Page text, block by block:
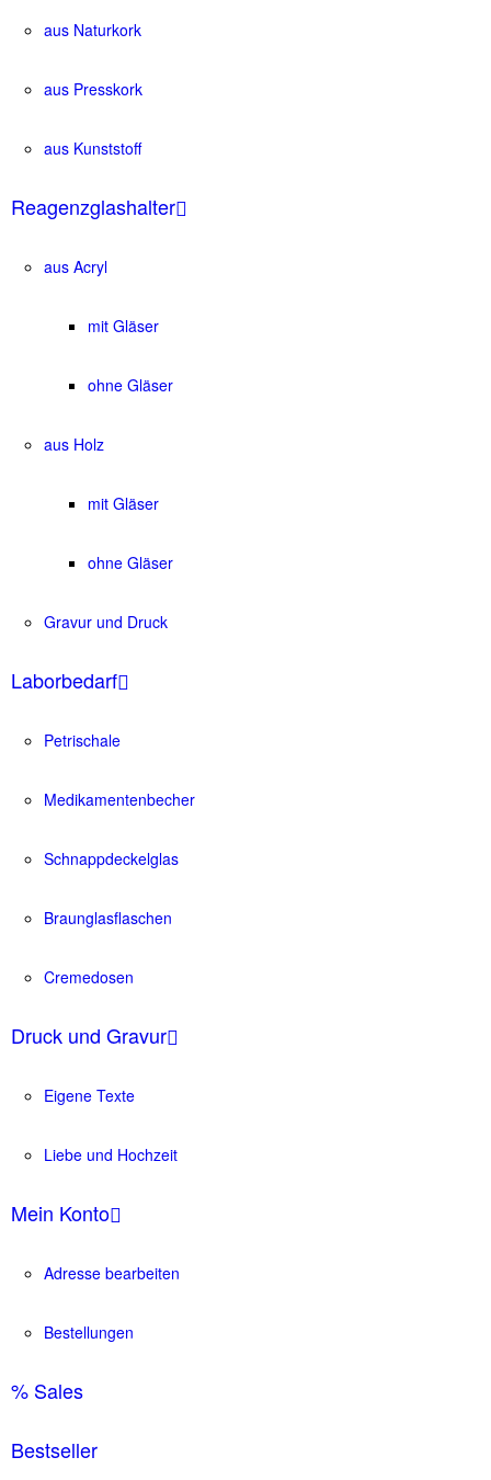
aus Naturkork
aus Presskork
aus Kunststoff
Reagenzglashalter
aus Acryl
mit Gläser
ohne Gläser
aus Holz
mit Gläser
ohne Gläser
Gravur und Druck
Laborbedarf
Petrischale
Medikamentenbecher
Schnappdeckelglas
Braunglasflaschen
Cremedosen
Druck und Gravur
Eigene Texte
Liebe und Hochzeit
Mein Konto
Adresse bearbeiten
Bestellungen
% Sales
Bestseller